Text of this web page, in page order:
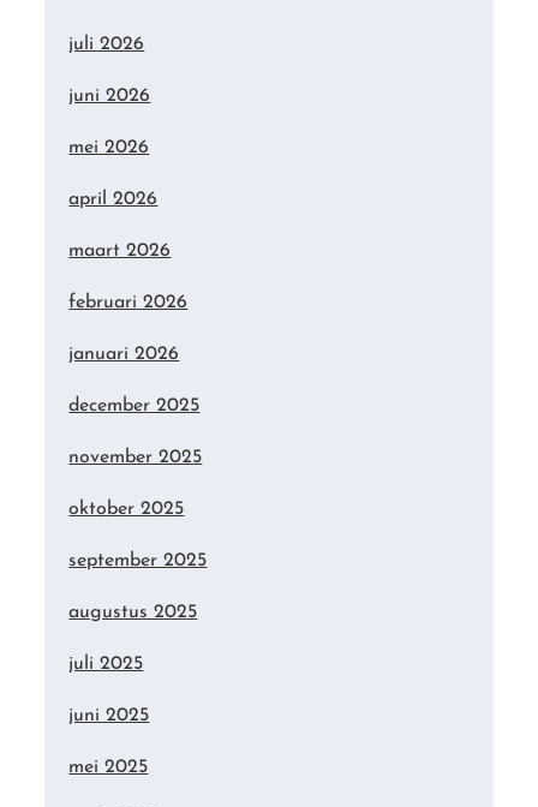
juli 2026
juni 2026
mei 2026
april 2026
maart 2026
februari 2026
januari 2026
december 2025
november 2025
oktober 2025
september 2025
augustus 2025
juli 2025
juni 2025
mei 2025